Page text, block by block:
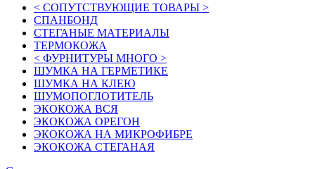
< СОПУТСТВУЮЩИЕ ТОВАРЫ >
СПАНБОНД
СТЕГАНЫЕ МАТЕРИАЛЫ
ТЕРМОКОЖА
< ФУРНИТУРЫ МНОГО >
ШУМКА НА ГЕРМЕТИКЕ
ШУМКА НА КЛЕЮ
ШУМОПОГЛОТИТЕЛЬ
ЭКОКОЖА ВСЯ
ЭКОКОЖА ОРЕГОН
ЭКОКОЖА НА МИКРОФИБРЕ
ЭКОКОЖА СТЕГАНАЯ